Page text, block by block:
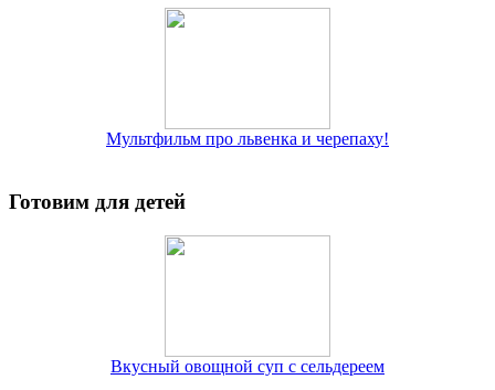
Мультфильм про львенка и черепаху!
Готовим для детей
Вкусный овощной суп с сельдереем